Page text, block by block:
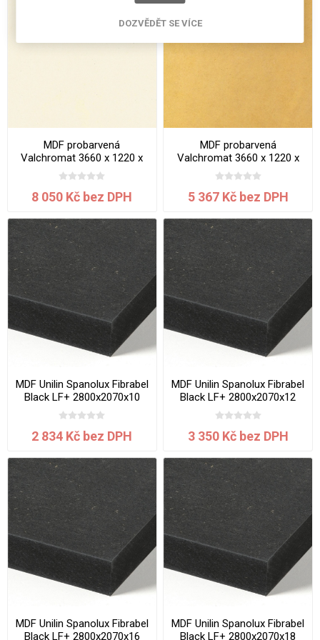
MDF probarvená
Valchromat 3660 x 1220 x
19 mm White Pearl
8 050 Kč bez DPH
MDF probarvená
Valchromat 3660 x 1220 x
19 mm Yellow
5 367 Kč bez DPH
MDF Unilin Spanolux Fibrabel
Black LF+ 2800x2070x10
mm
2 834 Kč bez DPH
MDF Unilin Spanolux Fibrabel
Black LF+ 2800x2070x12
mm
3 350 Kč bez DPH
MDF Unilin Spanolux Fibrabel
Black LF+ 2800x2070x16
MDF Unilin Spanolux Fibrabel
Black LF+ 2800x2070x18
DOZVĚDĚT SE VÍCE